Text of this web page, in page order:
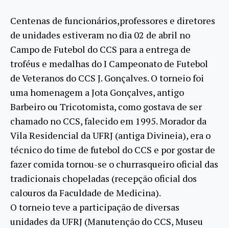
Centenas de funcionários,professores e diretores
de unidades estiveram no dia 02 de abril no
Campo de Futebol do CCS para a entrega de
troféus e medalhas do I Campeonato de Futebol
de Veteranos do CCS J. Gonçalves. O torneio foi
uma homenagem a Jota Gonçalves, antigo
Barbeiro ou Tricotomista, como gostava de ser
chamado no CCS, falecido em 1995. Morador da
Vila Residencial da UFRJ (antiga Divineia), era o
técnico do time de futebol do CCS e por gostar de
fazer comida tornou-se o churrasqueiro oficial das
tradicionais chopeladas (recepção oficial dos
calouros da Faculdade de Medicina).
O torneio teve a participação de diversas
unidades da UFRJ (Manutenção do CCS, Museu